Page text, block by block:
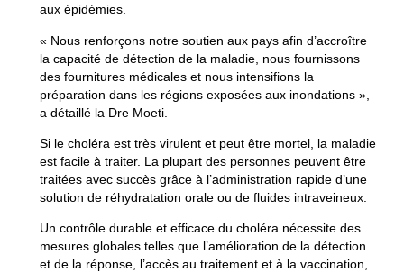
aux épidémies.
« Nous renforçons notre soutien aux pays afin d’accroître
la capacité de détection de la maladie, nous fournissons
des fournitures médicales et nous intensifions la
préparation dans les régions exposées aux inondations »,
a détaillé la Dre Moeti.
Si le choléra est très virulent et peut être mortel, la maladie
est facile à traiter. La plupart des personnes peuvent être
traitées avec succès grâce à l’administration rapide d’une
solution de réhydratation orale ou de fluides intraveineux.
Un contrôle durable et efficace du choléra nécessite des
mesures globales telles que l’amélioration de la détection
et de la réponse, l’accès au traitement et à la vaccination,